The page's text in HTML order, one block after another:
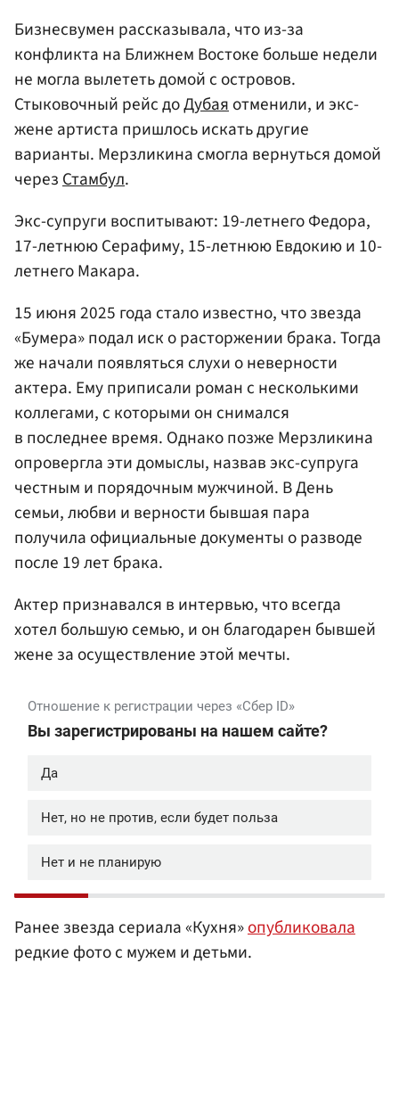
Бизнесвумен рассказывала, что из-за
конфликта на Ближнем Востоке больше недели
не могла вылететь домой с островов.
Стыковочный рейс доДубая отменили, и экс-
жене артиста пришлось искать другие
варианты. Мерзликина смогла вернуться домой
через Стамбул.
Экс-супруги воспитывают: 19-летнего Федора,
17-летнюю Серафиму, 15-летнюю Евдокию и 10-
летнего Макара.
15 июня 2025 года стало известно, что звезда
«Бумера» подал иск о расторжении брака. Тогда
же начали появляться слухи о неверности
актера. Ему приписали роман с несколькими
коллегами, с которыми он снимался
в последнее время. Однако позже Мерзликина
опровергла эти домыслы, назвав экс-супруга
честным и порядочным мужчиной. В День
семьи, любви и верности бывшая пара
получила официальные документы о разводе
после 19 лет брака.
Актер признавался в интервью, что всегда
хотел большую семью, и он благодарен бывшей
жене за осуществление этой мечты.
Ранее звезда сериала «Кухня»опубликовала
редкие фото с мужем и детьми.